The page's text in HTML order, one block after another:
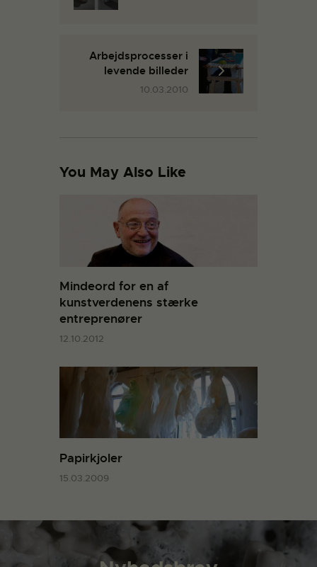
Arbejdsprocesser i
levende billeder
10.03.2010
You May Also Like
Mindeord for en af
kunstverdenens stærke
entreprenører
12.10.2012
Papirkjoler
15.03.2009